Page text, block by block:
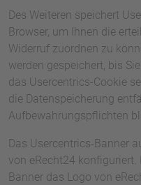
Des Weiteren speichert
Browser, um Ihnen die
Widerruf zuordnen zu
werden gespeichert, bis
das Usercentrics-Cookie
die Datenspeicherung
Aufbewahrungspflichten
Das Usercentrics-Banner
von eRecht24 konfiguriert.
Banner das Logo von